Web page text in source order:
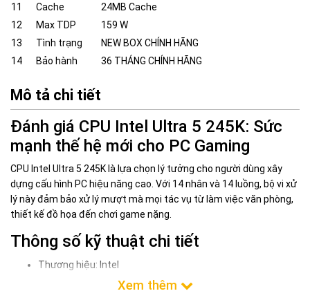
11 Cache
24MB Cache
12
Max TDP
159 W
13
Tình trạng
NEW BOX CHÍNH HÃNG
14
Bảo hành 36 THÁNG CHÍNH HÃNG
Mô tả chi tiết
Đánh giá CPU Intel Ultra 5 245K: Sức
mạnh thế hệ mới cho PC Gaming
CPU Intel Ultra 5 245K là lựa chọn lý tưởng cho người dùng xây
dựng cấu hình PC hiệu năng cao. Với 14 nhân và 14 luồng, bộ vi xử
lý này đảm bảo xử lý mượt mà mọi tác vụ từ làm việc văn phòng,
thiết kế đồ họa đến chơi game nặng.
Thông số kỹ thuật chi tiết
Thương hiệu: Intel